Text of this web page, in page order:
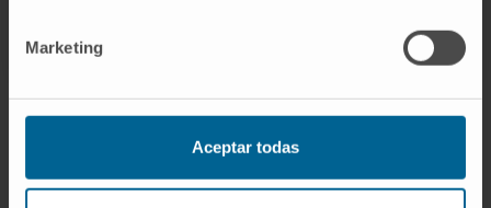
Marketing
Aceptar todas
Inscrever-se no nosso boletim